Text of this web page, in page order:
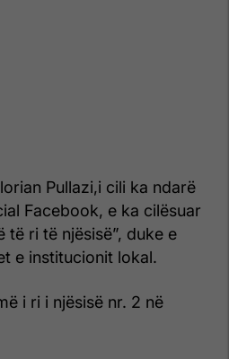
Pullazi,i cili ka ndarë
Facebook, e ka cilësuar
të ri të njësisë”, duke e
e institucionit lokal.
i ri i njësisë nr. 2 në